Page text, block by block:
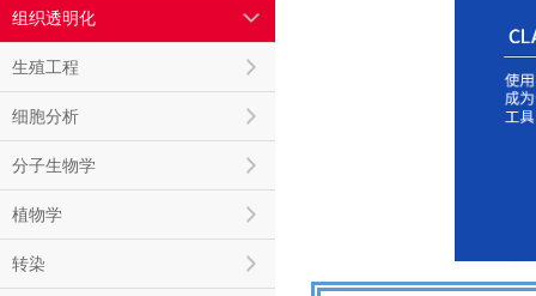
组织透明化
生殖工程
细胞分析
分子生物学
植物学
转染